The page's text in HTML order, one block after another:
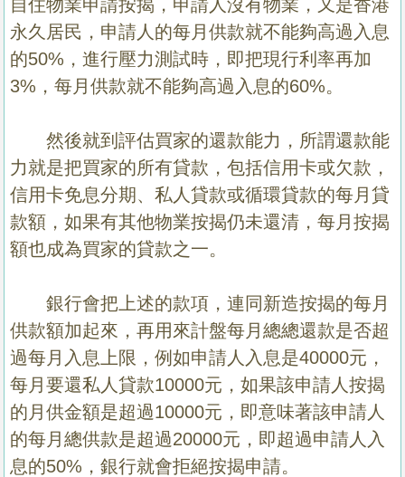
自住物業申請按揭，申請人沒有物業，又是香港
永久居民，申請人的每月供款就不能夠高過入息
的50%，進行壓力測試時，即把現行利率再加
3%，每月供款就不能夠高過入息的60%。
然後就到評估買家的還款能力，所謂還款能
力就是把買家的所有貸款，包括信用卡或欠款，
信用卡免息分期、私人貸款或循環貸款的每月貸
款額，如果有其他物業按揭仍未還清，每月按揭
額也成為買家的貸款之一。
銀行會把上述的款項，連同新造按揭的每月
供款額加起來，再用來計盤每月總總還款是否超
過每月入息上限，例如申請人入息是40000元，
每月要還私人貸款10000元，如果該申請人按揭
的月供金額是超過10000元，即意味著該申請人
的每月總供款是超過20000元，即超過申請人入
息的50%，銀行就會拒絕按揭申請。